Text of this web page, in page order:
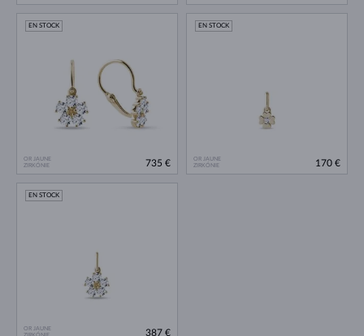
OR JAUNE
ZIRKÓNIE
EN STOCK
735 €
OR JAUNE
ZIRKÓNIE
EN STOCK
170 €
OR JAUNE
EN STOCK
387 €